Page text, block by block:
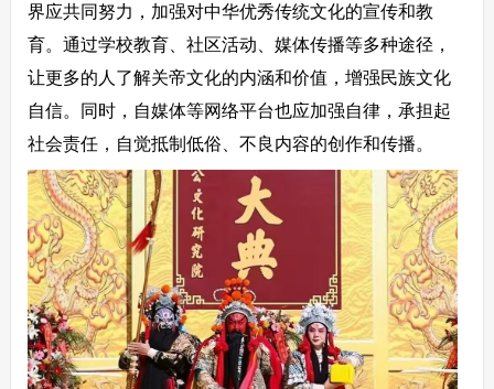
界应共同努力，加强对中华优秀传统文化的宣传和教
育。通过学校教育、社区活动、媒体传播等多种途径，
让更多的人了解关帝文化的内涵和价值，增强民族文化
自信。同时，自媒体等网络平台也应加强自律，承担起
社会责任，自觉抵制低俗、不良内容的创作和传播。